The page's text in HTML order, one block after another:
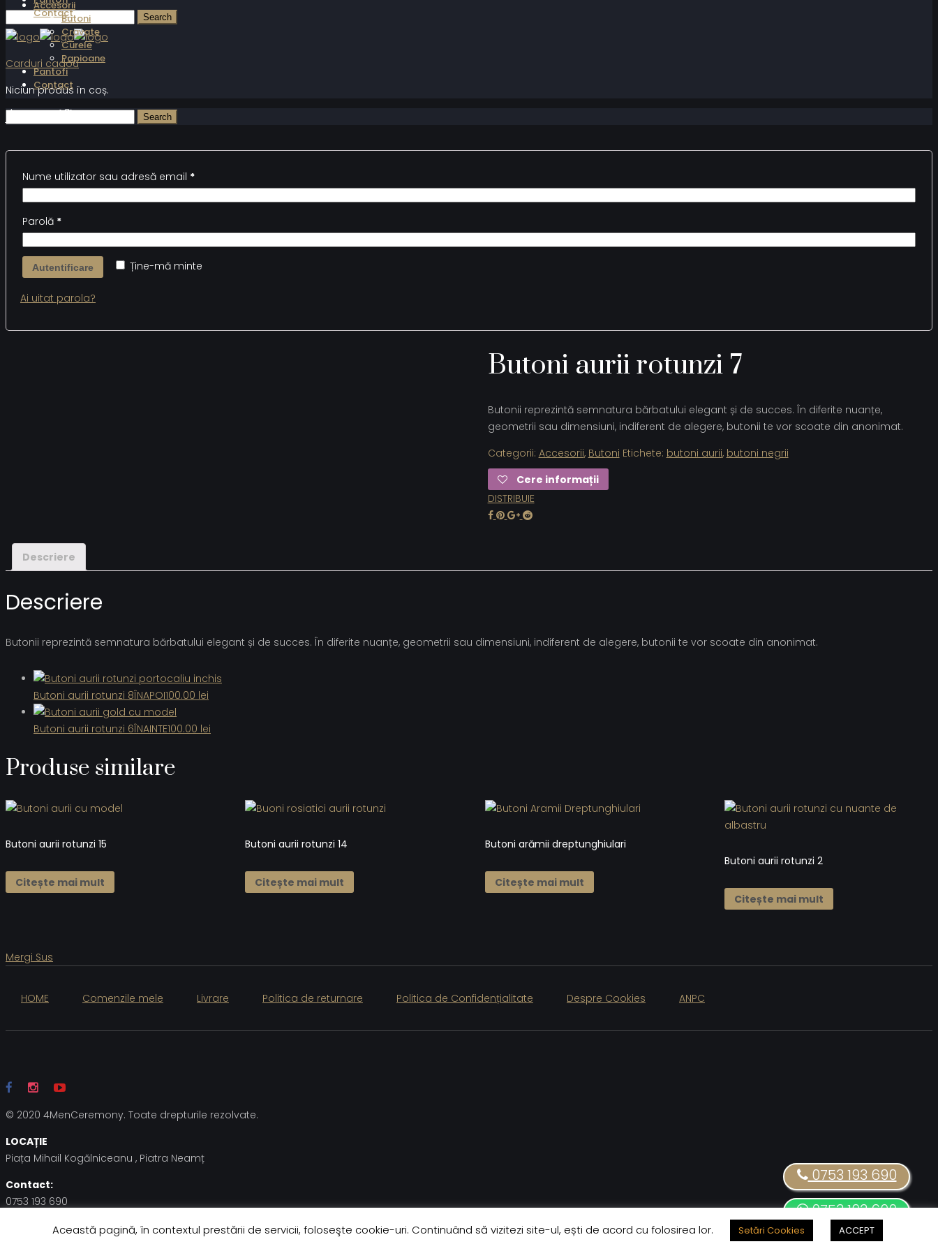
Contact
Carduri cadou
Niciun produs în coș.
Accesorii
Butoni
Cravate
Curele
Papioane
Pantofi
Contact
Autentificare
Nume utilizator sau adresă email *
Parolă *
Ține-mă minte
Autentificare
Ai uitat parola?
Butoni aurii rotunzi 7
Butonii reprezintă semnatura bărbatului elegant și de succes. În diferite nuanțe,
geometrii sau dimensiuni, indiferent de alegere, butonii te vor scoate din anonimat.
Categorii: Accesorii, Butoni Etichete: butoni aurii, butoni negrii
Cere informații
DISTRIBUIE
Descriere
Descriere
Butonii reprezintă semnatura bărbatului elegant și de succes. În diferite nuanțe, geometrii sau dimensiuni, indiferent de alegere, butonii te vor scoate din anonimat.
Butoni aurii rotunzi 8ÎNAPOI100.00 lei
Butoni aurii rotunzi 6ÎNAINTE100.00 lei
Produse similare
Butoni aurii rotunzi 15
Citește mai mult
Butoni aurii rotunzi 14
Citește mai mult
Butoni arămii dreptunghiulari
Citește mai mult
Butoni aurii rotunzi 2
Citește mai mult
Mergi Sus
HOME Comenzile mele Livrare Politica de returnare Politica de Confidențialitate Despre Cookies ANPC
0753 193 690
0753 193 690
© 2020 4MenCeremony. Toate drepturile rezolvate.
LOCAȚIE
Piața Mihail Kogălniceanu , Piatra Neamț
Contact:
0753 193 690
Această pagină, în contextul prestării de servicii, foloseşte cookie-uri. Continuând să vizitezi site-ul, ești de acord cu folosirea lor. Setări Cookies ACCEPT